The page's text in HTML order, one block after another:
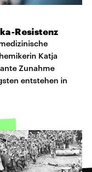
Resistenz
Katja
Zunahme
entstehen in